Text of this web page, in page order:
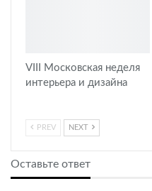
VIII Московская неделя
интерьера и дизайна
PREV NEXT
Оставьте ответ